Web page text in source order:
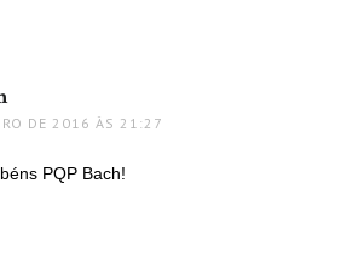
DE 2016 ÀS 21:27
PQP Bach!